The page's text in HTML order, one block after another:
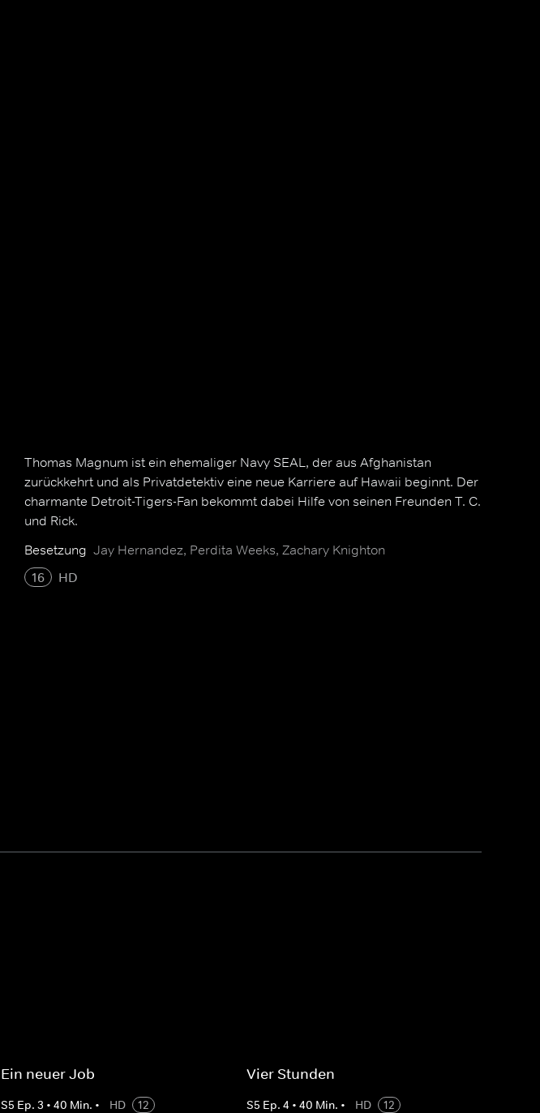
Thomas Magnum ist ein ehemaliger Navy SEAL, der aus Afghanistan
zurückkehrt und als Privatdetektiv eine neue Karriere auf Hawaii beginnt. Der
charmante Detroit-Tigers-Fan bekommt dabei Hilfe von seinen Freunden T. C.
und Rick.
Besetzung Jay Hernandez, Perdita Weeks, Zachary Knighton
16
HD
Ein neuer Job
S5 Ep. 3 • 40 Min. • HD
12
Vier Stunden
S5 Ep. 4 • 40 Min. • HD
12